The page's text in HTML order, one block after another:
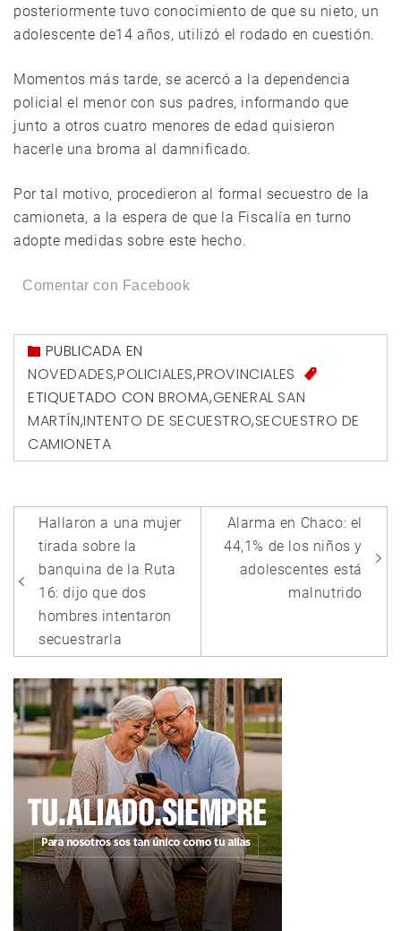
posteriormente tuvo conocimiento de que su nieto, un
adolescente de14 años, utilizó el rodado en cuestión.
Momentos más tarde, se acercó a la dependencia
policial el menor con sus padres, informando que
junto a otros cuatro menores de edad quisieron
hacerle una broma al damnificado.
Por tal motivo, procedieron al formal secuestro de la
camioneta, a la espera de que la Fiscalía en turno
adopte medidas sobre este hecho.
Comentar con Facebook
PUBLICADA EN
NOVEDADES,POLICIALES,PROVINCIALES
ETIQUETADO CON BROMA,GENERAL SAN
MARTÍN,INTENTO DE SECUESTRO,SECUESTRO DE
CAMIONETA
Navegación
de
entradas
Hallaron a una mujer
tirada sobre la
banquina de la Ruta
16: dijo que dos
hombres intentaron
secuestrarla
Alarma en Chaco: el
44,1% de los niños y
adolescentes está
malnutrido